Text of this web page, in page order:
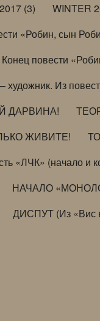
(3)
WINTER
«Робин, сын
Конец повести
Из
ДАРВИНА!
ЖИВИТЕ!
«ЛЧК» (начало и
НАЧАЛО
ДИСПУТ (Из «Вис